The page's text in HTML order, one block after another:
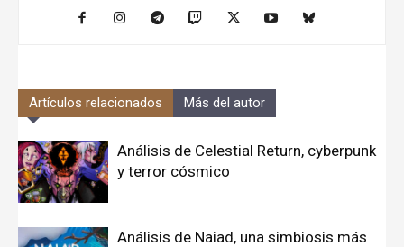
Artículos relacionados Más del autor
Análisis de Celestial Return, cyberpunk
y terror cósmico
Análisis de Naiad, una simbiosis más